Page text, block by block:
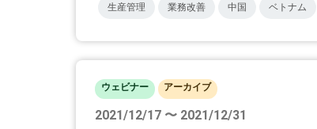
生産管理 業務改善 中国 ベトナム
ウェビナー アーカイブ
2021/12/17 〜 2021/12/31